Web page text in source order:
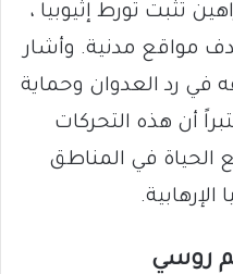
تثبت تورط إثيوبيا ،
مواقع مدنية. وأشار
في رد العدوان وحماية
أن هذه التحركات
في المناطق
روسي